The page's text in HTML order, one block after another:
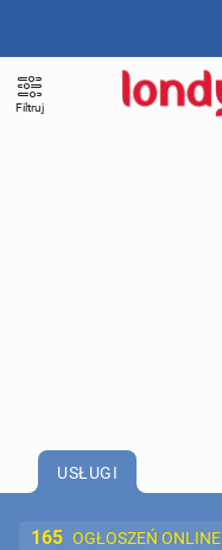
Filtruj
USŁUGI
165 OGŁOSZEŃ ONLINE